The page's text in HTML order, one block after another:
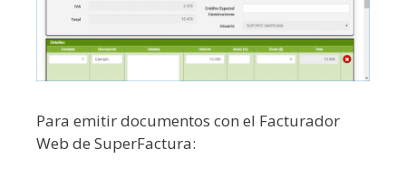
Para emitir documentos con el Facturador
Web de SuperFactura: